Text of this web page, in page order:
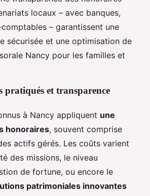
locaux – avec banques,
– garantissent une
sécurisée et une optimisation de
Nancy pour les familles et
pratiqués et transparence
à Nancy appliquent une
honoraires, souvent comprise
actifs gérés. Les coûts varient
des missions, le niveau
de fortune, ou encore le
patrimoniales innovantes